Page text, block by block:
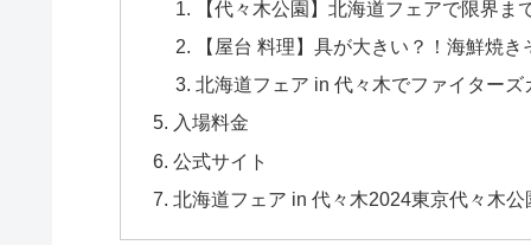
【代々木公園】北海道フェアで限界
【屋台 料理】具が大きい？！海鮮焼
北海道フェア in 代々木でファイター
入場料金
公式サイト
北海道フェア in 代々木2024東京代々木